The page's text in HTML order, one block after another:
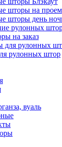
шторы на проем
шторы день
рулонных
на заказ
для рулонных
рулонных штор
вуаль